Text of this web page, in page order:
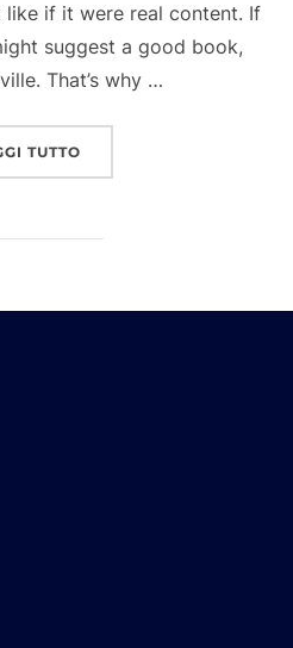
if it were real content. If
suggest a good book,
That’s why …
TUTTO“”